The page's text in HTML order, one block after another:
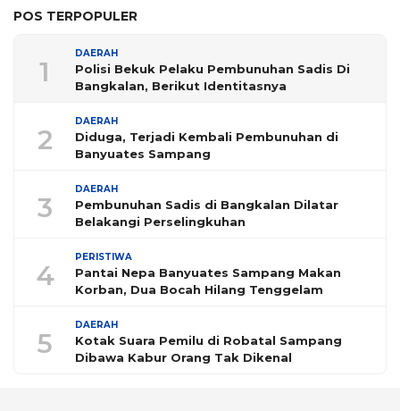
POS TERPOPULER
1
DAERAH
Polisi Bekuk Pelaku Pembunuhan Sadis Di
Bangkalan, Berikut Identitasnya
2
DAERAH
Diduga, Terjadi Kembali Pembunuhan di
Banyuates Sampang
3
DAERAH
Pembunuhan Sadis di Bangkalan Dilatar
Belakangi Perselingkuhan
4
PERISTIWA
Pantai Nepa Banyuates Sampang Makan
Korban, Dua Bocah Hilang Tenggelam
5
DAERAH
Kotak Suara Pemilu di Robatal Sampang
Dibawa Kabur Orang Tak Dikenal